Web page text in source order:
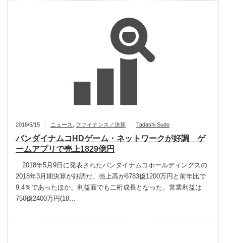
2018/5/15 ニュース ファイナンス／決算 Tadashi Sudo
バンダイナムコHDゲーム・ネットワークが好調 ゲ
ームアプリで売上1829億円
2018年5月9日に発表されたバンダイナムコホールディングスの
2018年3月期決算が好調だ。売上高が6783億1200万円と前年比で
9.4％であったほか、利益面でも二桁成長となった。営業利益は
750億2400万円(18…